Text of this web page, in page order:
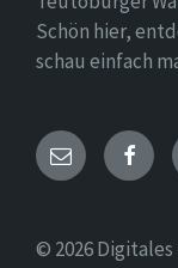
Schön hier,
schau einfach
Email
© 2026